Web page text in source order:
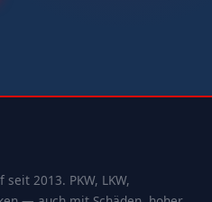
2013. PKW, LKW,